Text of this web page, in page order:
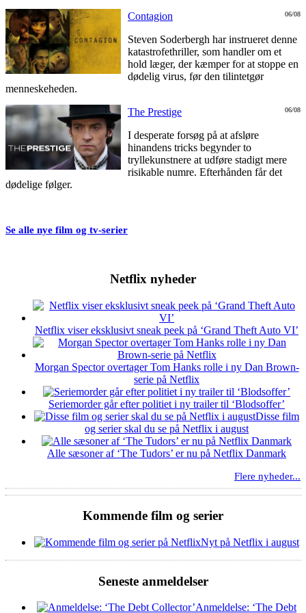
06/08
Contagion
Steven Soderbergh har instrueret denne
katastrofethriller, som handler om et
hold læger, der kæmper for at stoppe en
dødelig virus, før den tilintetgør
menneskeheden.
06/08
The Prestige
I desperate forsøg på at afsløre
hinandens tricks begynder to
tryllekunstnere at udføre stadigt mere
risikable numre. Efterhånden får det
dødelige følger.
Se alle nye film og tv-serier
Netflix nyheder
Netflix viser eksklusivt sneak peek på ‘Grand Theft Auto VI’
Morgan Spector overtager Tom Hanks rolle i ny Dan Brown-
serie på Netflix
Seriemorder går efter politiet i ny trailer til ‘Blodsoffer’
Disse film
og serier skal du se på Netflix i august
Alle sæsoner af ‘The Tudors’ er nu på Netflix Danmark
Flere nyheder...
Kommende film og serier
Nyt på Netflix i august
Seneste anmeldelser
Anmeldelse: ‘The Debt